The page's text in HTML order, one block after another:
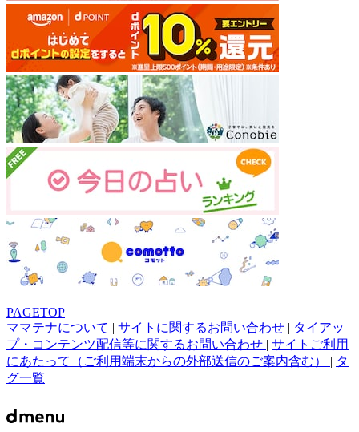
PAGETOP
ママテナについて | サイトに関するお問い合わせ | タイアッ
プ・コンテンツ配信等に関するお問い合わせ | サイトご利用
にあたって（ご利用端末からの外部送信のご案内含む） | タ
グ一覧